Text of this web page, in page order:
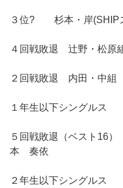
３位? 杉本・岸(SHIP
４回戦敗退 辻野・松原
２回戦敗退 内田・中組
１年生以下シングルス
５回戦敗退（ベスト
本 奏依
２年生以下シングルス